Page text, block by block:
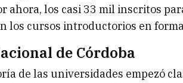
ahora, los casi 33 mil inscritos
los cursos introductorios en
de Córdoba
de las universidades empezó